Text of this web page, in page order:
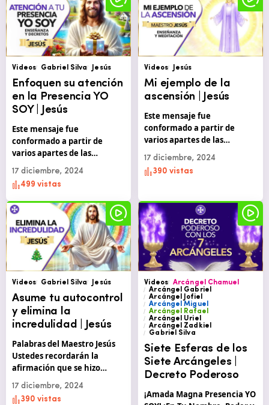
Videos Gabriel Silva Jesús
Enfoquen su atención
en la Presencia YO
SOY | Jesús
Este mensaje fue
conformado a partir de
varios apartes de las…
17 diciembre, 2024
499 vistas
Videos Jesús
Mi ejemplo de la
ascensión | Jesús
Este mensaje fue
conformado a partir de
varios apartes de las…
17 diciembre, 2024
390 vistas
Videos Gabriel Silva Jesús
Asume tu autocontrol
y elimina la
incredulidad | Jesús
Palabras del Maestro Jesús
Ustedes recordarán la
afirmación que se hizo…
17 diciembre, 2024
390 vistas
Videos
Arcángel Chamuel
Arcángel Gabriel
Arcángel Jofiel
Arcángel Miguel
Arcángel Rafael
Arcángel Uriel
Arcángel Zadkiel
Gabriel Silva
Siete Esferas de los
Siete Arcángeles |
Decreto Poderoso
¡Amada Magna Presencia YO